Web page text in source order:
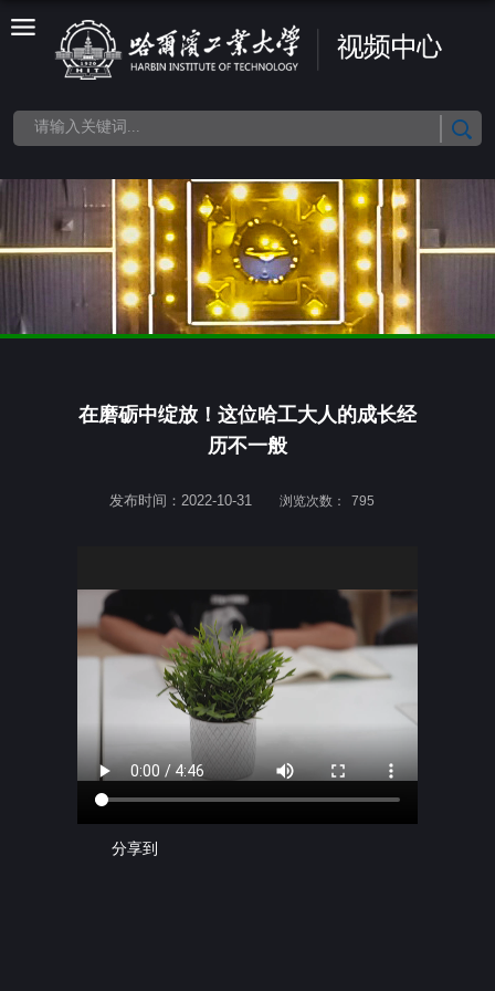
在磨砺中绽放！这位哈工大人的成长经
历不一般
发布时间：2022-10-31 浏览次数： 795
分享到